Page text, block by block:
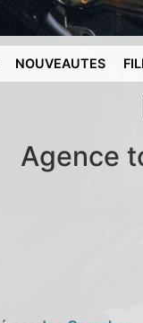
NOUVEAUTES
Agence